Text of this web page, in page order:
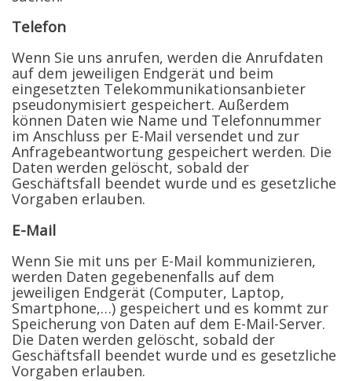
Telefon
Wenn Sie uns anrufen, werden die Anrufdaten
auf dem jeweiligen Endgerät und beim
eingesetzten Telekommunikationsanbieter
pseudonymisiert gespeichert. Außerdem
können Daten wie Name und Telefonnummer
im Anschluss per E-Mail versendet und zur
Anfragebeantwortung gespeichert werden. Die
Daten werden gelöscht, sobald der
Geschäftsfall beendet wurde und es gesetzliche
Vorgaben erlauben.
E-Mail
Wenn Sie mit uns per E-Mail kommunizieren,
werden Daten gegebenenfalls auf dem
jeweiligen Endgerät (Computer, Laptop,
Smartphone,…) gespeichert und es kommt zur
Speicherung von Daten auf dem E-Mail-Server.
Die Daten werden gelöscht, sobald der
Geschäftsfall beendet wurde und es gesetzliche
Vorgaben erlauben.